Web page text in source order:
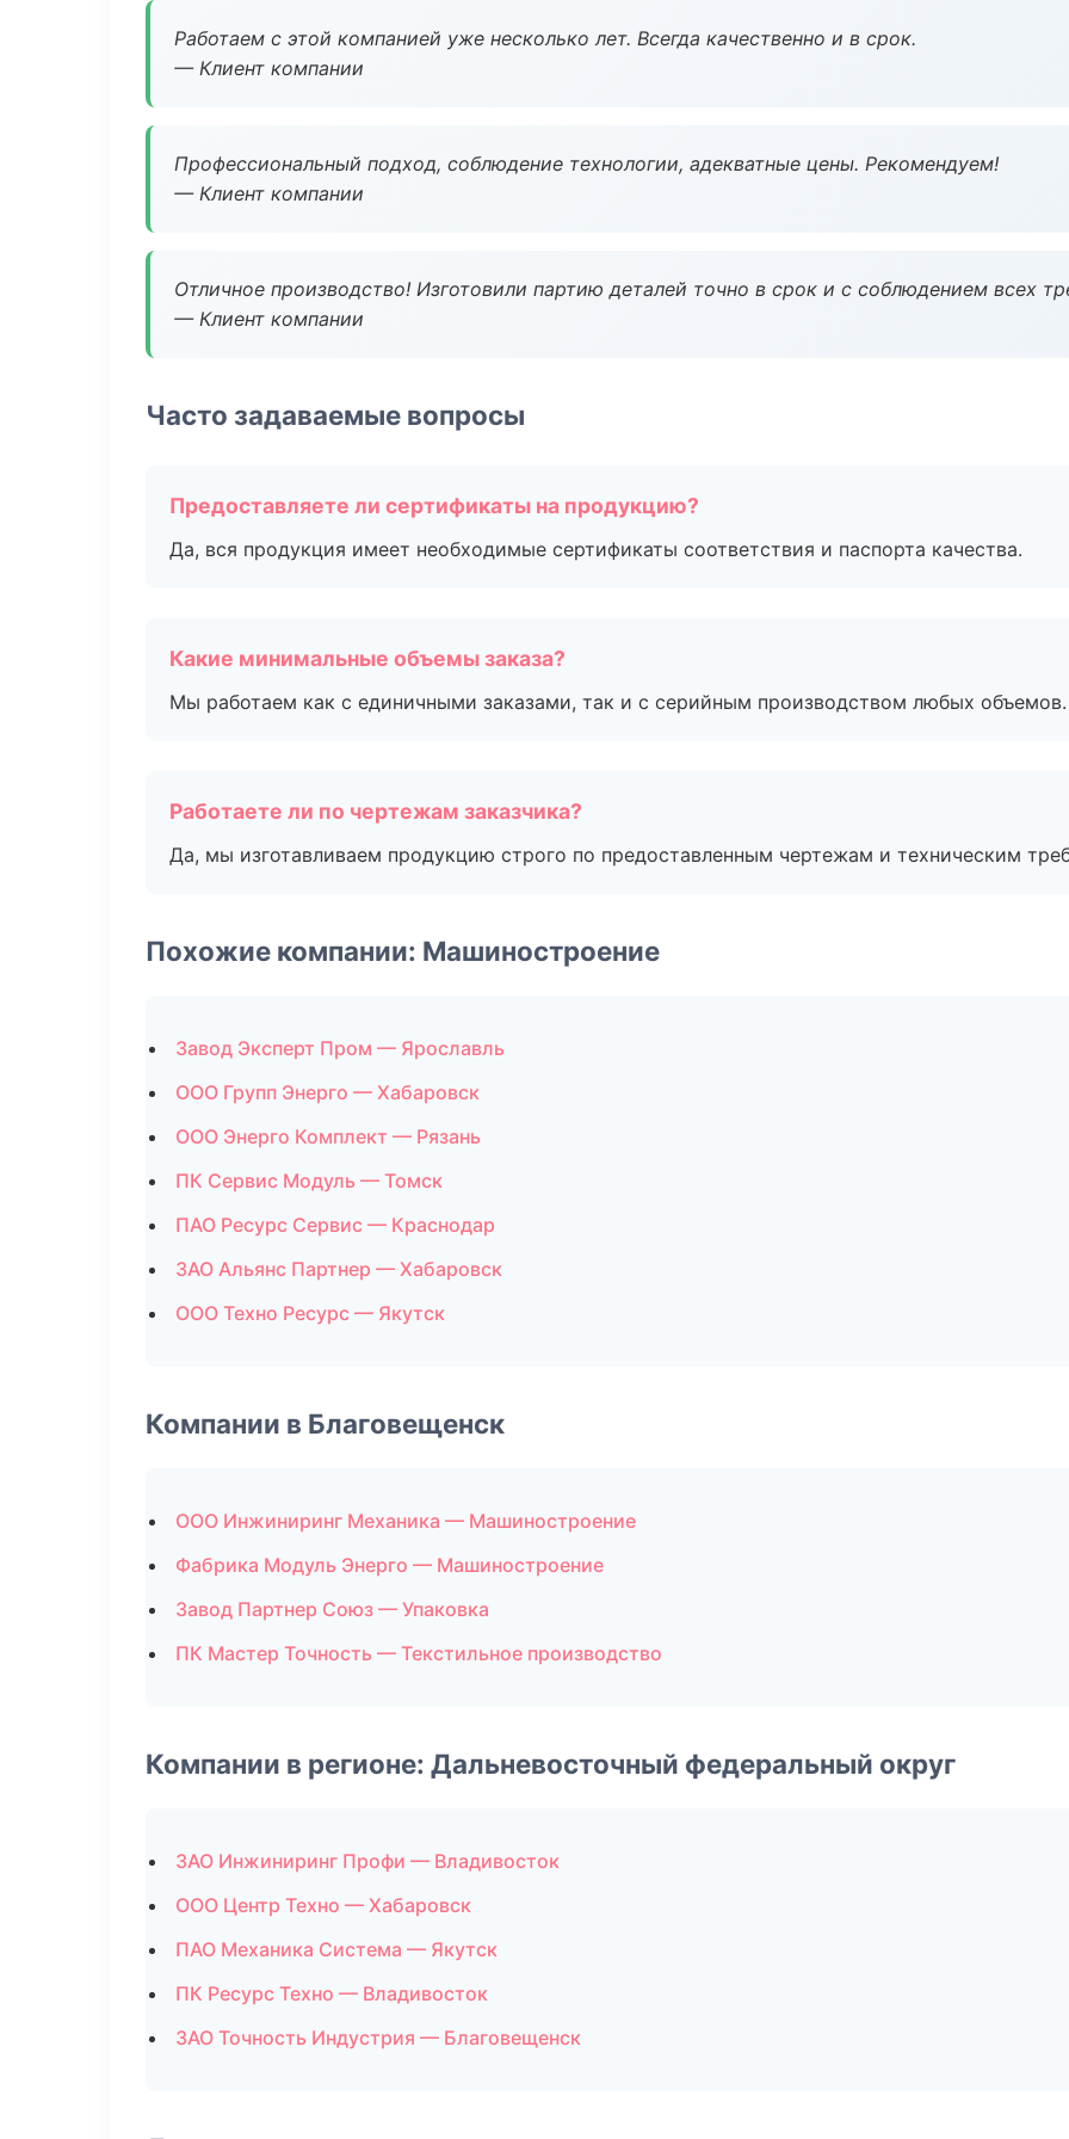
Работаем с этой компанией уже несколько лет. Всегда качественно и в срок.
— Клиент компании
Профессиональный подход, соблюдение технологии, адекватные цены. Рекомендуем!
— Клиент компании
Отличное производство! Изготовили партию деталей точно в срок и с соблюдением всех
— Клиент компании
Часто задаваемые вопросы
Предоставляете ли сертификаты на продукцию?
Да, вся продукция имеет необходимые сертификаты соответствия и паспорта качества.
Какие минимальные объемы заказа?
Мы работаем как с единичными заказами, так и с серийным производством любых объемов.
Работаете ли по чертежам заказчика?
Да, мы изготавливаем продукцию строго по предоставленным чертежам и техническим
Похожие компании: Машиностроение
Завод Эксперт Пром — Ярославль
ООО Групп Энерго — Хабаровск
ООО Энерго Комплект — Рязань
ПК Сервис Модуль — Томск
ПАО Ресурс Сервис — Краснодар
ЗАО Альянс Партнер — Хабаровск
ООО Техно Ресурс — Якутск
Компании в Благовещенск
ООО Инжиниринг Механика — Машиностроение
Фабрика Модуль Энерго — Машиностроение
Завод Партнер Союз — Упаковка
ПК Мастер Точность — Текстильное производство
Компании в регионе: Дальневосточный федеральный округ
ЗАО Инжиниринг Профи — Владивосток
ООО Центр Техно — Хабаровск
ПАО Механика Система — Якутск
ПК Ресурс Техно — Владивосток
ЗАО Точность Индустрия — Благовещенск